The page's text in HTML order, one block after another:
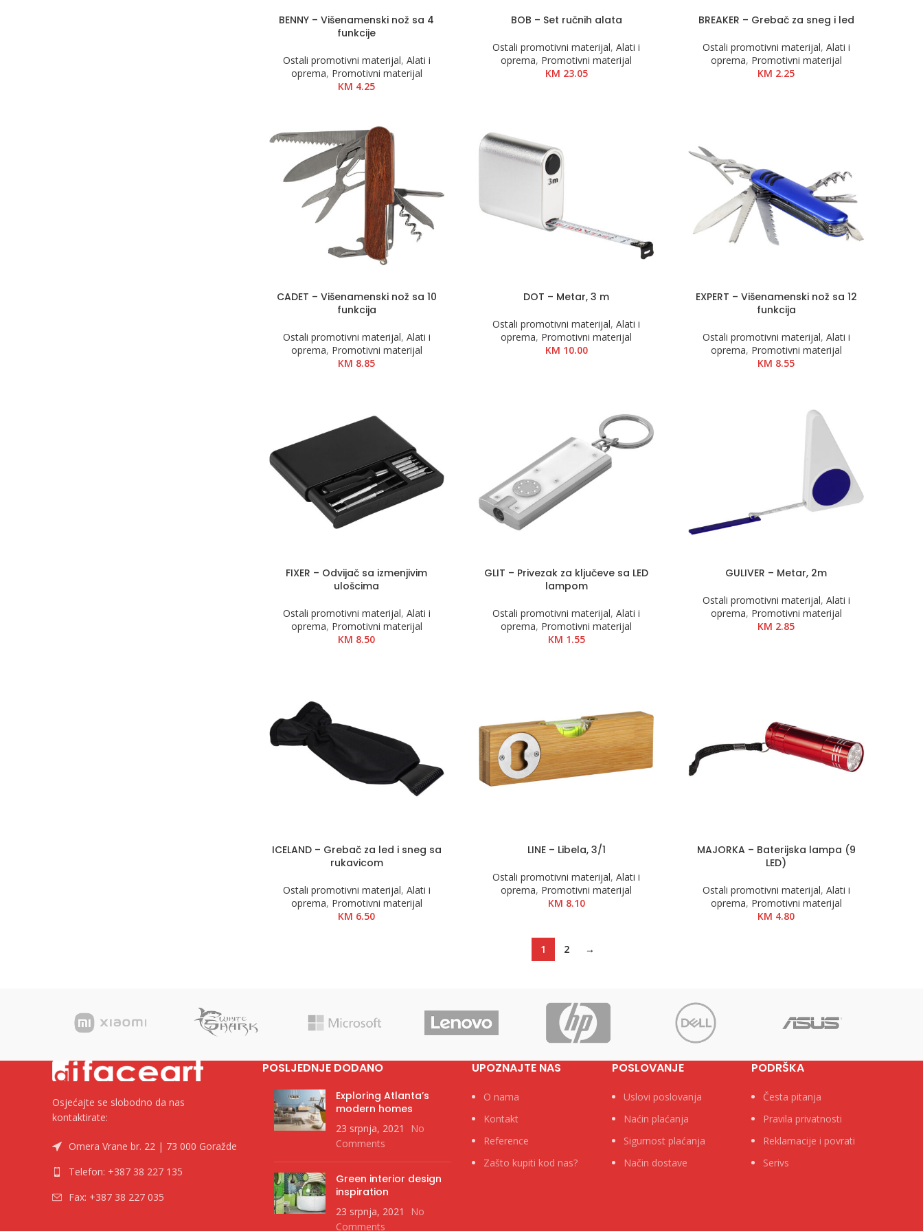
BENNY – Višenamenski nož sa 4
funkcije
Ostali promotivni materijal, Alati i
oprema, Promotivni materijal
KM 4.25
BOB – Set ručnih alata
Ostali promotivni materijal,Alati i
oprema, Promotivni materijal
KM 23.05
BREAKER – Grebač za sneg i led
Ostali promotivni materijal, Alati i
oprema, Promotivni materijal
KM 2.25
CADET – Višenamenski nož sa 10
funkcija
Ostali promotivni materijal, Alati i
oprema, Promotivni materijal
KM 8.85
DOT – Metar, 3 m
Ostali promotivni materijal,Alati i
oprema, Promotivni materijal
KM 10.00
EXPERT – Višenamenski nož sa 12
funkcija
Ostali promotivni materijal, Alati i
oprema, Promotivni materijal
KM 8.55
FIXER – Odvijač sa izmenjivim
ulošcima
Ostali promotivni materijal, Alati i
oprema, Promotivni materijal
KM 8.50
GLIT – Privezak za ključeve sa LED
lampom
Ostali promotivni materijal,Alati i
oprema, Promotivni materijal
KM 1.55
GULIVER – Metar, 2m
Ostali promotivni materijal, Alati i
oprema, Promotivni materijal
KM 2.85
ICELAND – Grebač za led i sneg sa
rukavicom
Ostali promotivni materijal, Alati i
oprema, Promotivni materijal
KM 6.50
LINE – Libela, 3/1
Ostali promotivni materijal,Alati i
oprema, Promotivni materijal
KM 8.10
MAJORKA – Baterijska lampa (9
LED)
Ostali promotivni materijal, Alati i
oprema, Promotivni materijal
KM 4.80
1 2 →
Osjećajte se slobodno da nas
kontaktirate:
Omera Vrane br. 22 | 73 000 Goražde
Telefon: +387 38 227 135
Fax: +387 38 227 035
POSLJEDNJE DODANO
Exploring Atlanta’s
modern homes
23 srpnja, 2021
No
Comments
Green interior design
inspiration
23 srpnja, 2021
No
Comments
UPOZNAJTE NAS
O nama
Kontakt
Reference
Zašto kupiti kod nas?
POSLOVANJE
Uslovi poslovanja
Naćin plaćanja
Sigurnost plaćanja
Način dostave
PODRŠKA
Česta pitanja
Pravila privatnosti
Reklamacije i povrati
Serivs